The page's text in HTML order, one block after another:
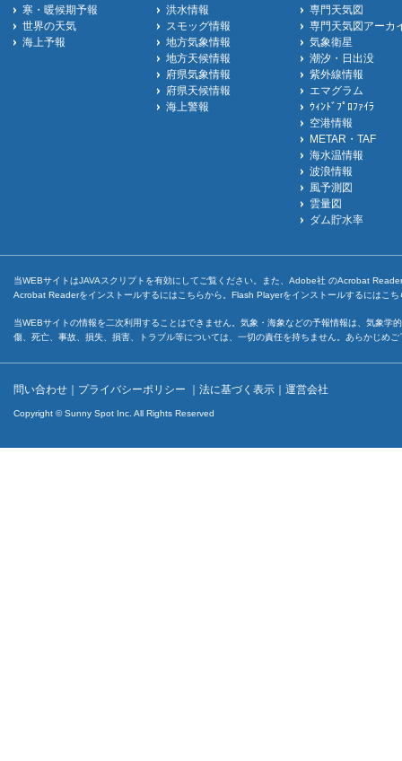
寒・暖候期予報
世界の天気
海上予報
洪水情報
スモッグ情報
地方気象情報
地方天候情報
府県気象情報
府県天候情報
海上警報
専門天気図
専門天気図アーカ
気象衛星
潮汐・日出没
紫外線情報
エマグラム
ｳｨﾝﾄﾞﾌﾟﾛﾌｧｲﾗ
空港情報
METAR・TAF
海水温情報
波浪情報
風予測図
雲量図
ダム貯水率
当WEBサイトはJAVAスクリプトを有効にしてご覧ください。また、Adobe社 のAcrobat
Acrobat Readerをインストールするには こちらから。Flash Playerをインストールするには こち
当WEBサイトの情報を二次利用することはできません。気象・海象などの予報情報は、気象
傷、死亡、事故、損失、損害、トラブル等については、一切の責任を持ちません。あらかじめ
問い合わせ ｜ プライバシーポリシー ｜ 法に基づく表示 ｜ 運営会社
Copyright © Sunny Spot Inc. All Rights Reserved